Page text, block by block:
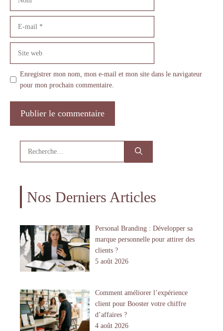
mail
web
Enregistrer mon nom, mon e-mail et mon site dans le navigateur
pour mon prochain commentaire.
Nos Derniers Articles
Personal Branding : Développer sa
marque personnelle pour attirer des
clients ?
5 août 2026
Comment améliorer l’expérience
client pour Booster votre chiffre
d’affaires ?
4 août 2026